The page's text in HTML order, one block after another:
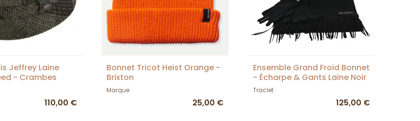
Jeffrey Laine
- Crambes
110,00 €
Bonnet Tricot Heist Orange -
Brixton
Marque
25,00 €
Ensemble Grand Froid Bonnet
- Écharpe & Gants Laine Noir
- Traclet
Traclet
125,00 €